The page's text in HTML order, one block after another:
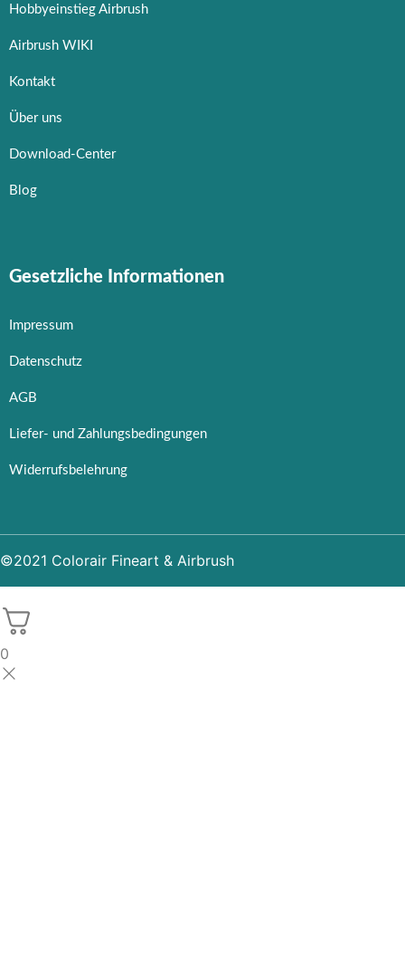
Hobbyeinstieg Airbrush
Airbrush WIKI
Kontakt
Über uns
Download-Center
Blog
Gesetzliche Informationen
Impressum
Datenschutz
AGB
Liefer- und Zahlungsbedingungen
Widerrufsbelehrung
©2021 Colorair Fineart & Airbrush
0